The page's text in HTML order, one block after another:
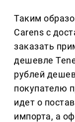
Таким
Carens с
заказать
дешевле
рублей
покупателю
идет о
импорта, а